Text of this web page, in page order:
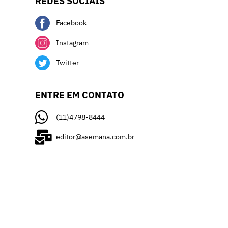
Facebook
Instagram
Twitter
ENTRE EM CONTATO
(11)4798-8444
editor@asemana.com.br